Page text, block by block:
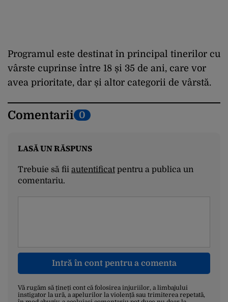
Programul este destinat în principal tinerilor cu
vârste cuprinse între 18 și 35 de ani, care vor
avea prioritate, dar și altor categorii de vârstă.
Comentarii 0
LASĂ UN RĂSPUNS
Trebuie să fii autentificatpentru a publica un
comentariu.
Intră în cont pentru a comenta
Vă rugăm să țineți cont că folosirea injuriilor, a limbajului
instigator la ură, a apelurilor la violență sau trimiterea repetată,